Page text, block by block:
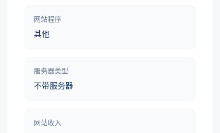
网站程序
其他
服务器类型
不带服务器
网站收入